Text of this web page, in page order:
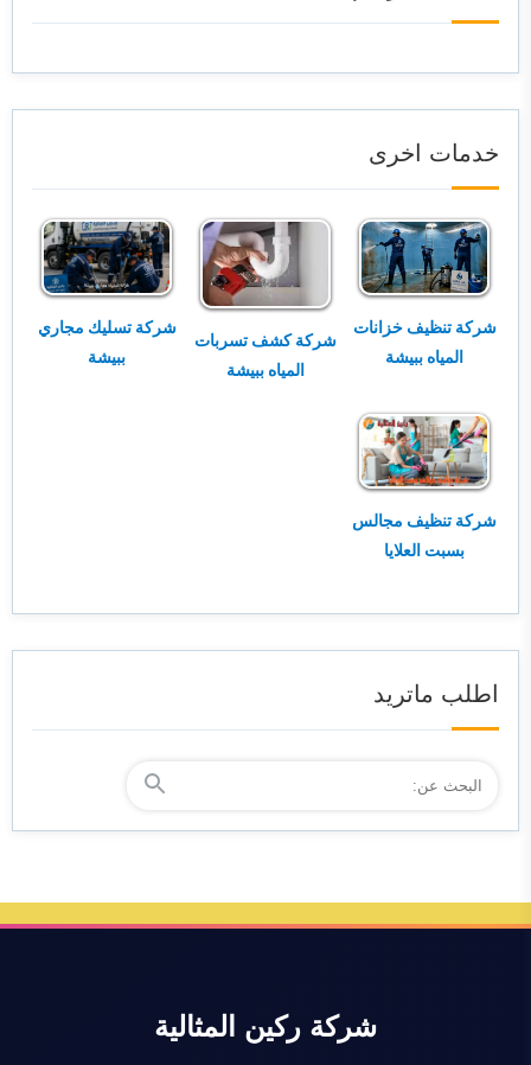
خدمات اخرى
شركة تنظيف خزانات
المياه ببيشة
شركة كشف تسربات
المياه ببيشة
شركة تسليك مجاري
ببيشة
شركة تنظيف مجالس
بسبت العلايا
اطلب ماتريد
البحث
شركة ركين المثالية